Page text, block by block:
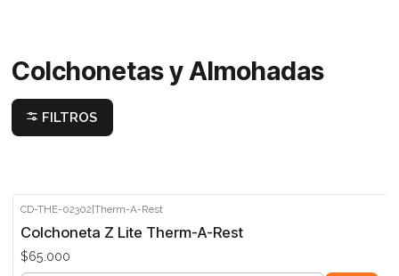
Colchonetas y Almohadas
FILTROS
CD-THE-02302|Therm-A-Rest
Colchoneta Z Lite Therm-A-Rest
$65.000